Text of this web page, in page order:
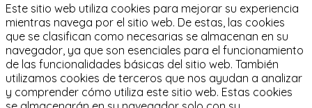
Este sitio web utiliza cookies para mejorar su experiencia
mientras navega por el sitio web. De estas, las cookies
que se clasifican como necesarias se almacenan en su
navegador, ya que son esenciales para el funcionamiento
de las funcionalidades básicas del sitio web. También
utilizamos cookies de terceros que nos ayudan a analizar
y comprender cómo utiliza este sitio web. Estas cookies